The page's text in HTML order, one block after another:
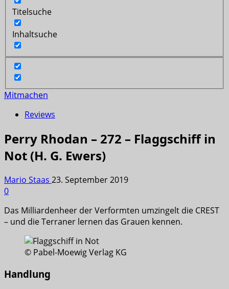
Titelsuche
Inhaltsuche
Mitmachen
Reviews
Perry Rhodan – 272 – Flaggschiff in
Not (H. G. Ewers)
Mario Staas 23. September 2019
0
Das Milliardenheer der Verformten umzingelt die CREST
– und die Terraner lernen das Grauen kennen.
© Pabel-Moewig Verlag KG
Handlung